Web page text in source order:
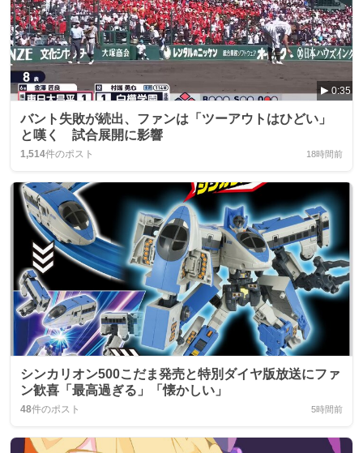
0:35
バント失敗が続出、ファンは「ツーアウトはひどい」
と嘆く 試合展開に影響
1,514件のポスト 18時間前
シンカリオン500こだま発売と特別ダイヤ版放送にファ
ン歓喜「最高過ぎる」「懐かしい」
48件のポスト 5時間前